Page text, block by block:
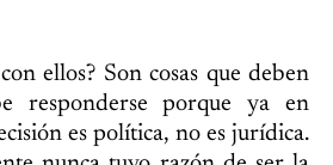
ellos? Son cosas que deben
responderse porque ya en
es política, no es jurídica.